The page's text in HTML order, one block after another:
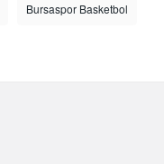
Bursaspor Basketbol